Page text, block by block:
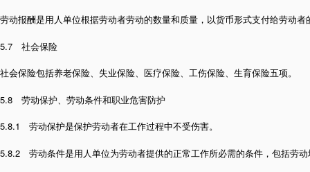
劳动报酬是用人单位根据劳动者劳动的数量和质量，以货币形式支付给劳动者
5.7 社会保险
社会保险包括养老保险、失业保险、医疗保险、工伤保险、生育保险五项。
5.8 劳动保护、劳动条件和职业危害防护
5.8.1 劳动保护是保护劳动者在工作过程中不受伤害。
5.8.2 劳动条件是用人单位为劳动者提供的正常工作所必需的条件，包括劳